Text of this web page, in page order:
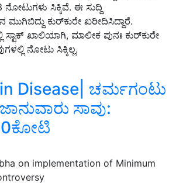
ಸಿಕ್ಕಿವೆ. ಈ ಸುದ್ದಿ
ಕುರ್‌ಕುರೇ ಖರೀದಿಸಿದ್ದಾರೆ.
ಖಾಲಿಯಾಗಿ, ಮಾಲೀಕ ಪುನಃ ಕುರ್‌ಕುರೇ
ನೋಟು ಸಿಕ್ಕಿಲ್ಲ.
Disease| ಚರ್ಮಗಂಟು
ಸಾವು:
on implementation of Minimum